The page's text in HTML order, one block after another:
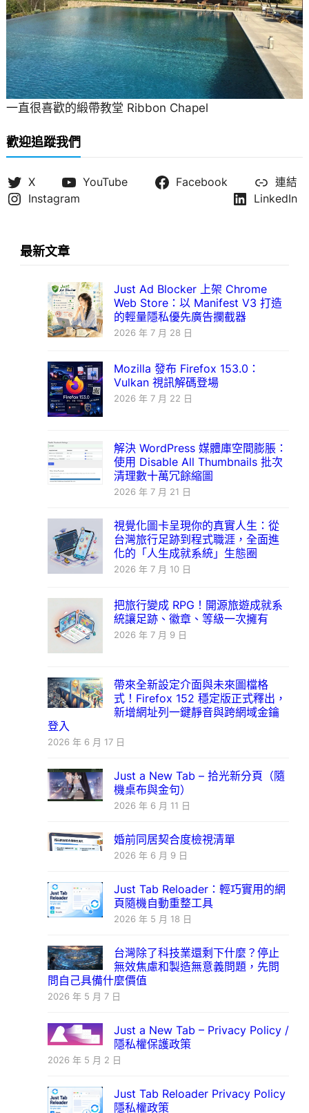
一直很喜歡的緞帶教堂 Ribbon Chapel
歡迎追蹤我們
X YouTube Facebook
連結
Instagram
LinkedIn
最新文章
Just Ad Blocker 上架 Chrome
Web Store：以 Manifest V3 打造
的輕量隱私優先廣告攔截器
2026 年 7 月 28 日
Mozilla 發布 Firefox 153.0：
Vulkan 視訊解碼登場
2026 年 7 月 22 日
解決 WordPress 媒體庫空間膨脹：
使用 Disable All Thumbnails 批次
清理數十萬冗餘縮圖
2026 年 7 月 21 日
視覺化圖卡呈現你的真實人生：從
台灣旅行足跡到程式職涯，全面進
化的「人生成就系統」生態圈
2026 年 7 月 10 日
把旅行變成 RPG！開源旅遊成就系
統讓足跡、徽章、等級一次擁有
2026 年 7 月 9 日
帶來全新設定介面與未來圖檔格
式！Firefox 152 穩定版正式釋出，
新增網址列一鍵靜音與跨網域金鑰
登入
2026 年 6 月 17 日
Just a New Tab – 拾光新分頁（隨
機桌布與金句）
2026 年 6 月 11 日
婚前同居契合度檢視清單
2026 年 6 月 9 日
Just Tab Reloader：輕巧實用的網
頁隨機自動重整工具
2026 年 5 月 18 日
台灣除了科技業還剩下什麼？停止
無效焦慮和製造無意義問題，先問
問自己具備什麼價值
2026 年 5 月 7 日
Just a New Tab – Privacy Policy /
隱私權保護政策
2026 年 5 月 2 日
Just Tab Reloader Privacy Policy
隱私權政策